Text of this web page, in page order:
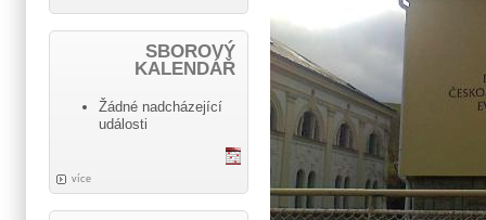
SBOROVÝ
KALENDÁŘ
Žádné nadcházející
události
více